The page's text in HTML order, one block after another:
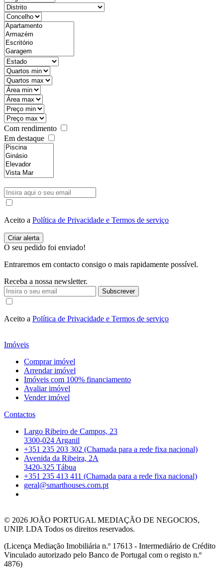
Com rendimento
Em destaque
Aceito a Política de Privacidade e Termos de serviço
O seu pedido foi enviado!
Entraremos em contacto consigo o mais rapidamente possível.
Receba a nossa newsletter.
Subscrever
Aceito a Política de Privacidade e Termos de serviço
Imóveis
Comprar imóvel
Arrendar imóvel
Imóveis com 100% financiamento
Avaliar imóvel
Vender imóvel
Contactos
Largo Ribeiro de Campos, 23
3300-024 Arganil
+351 235 203 302 (Chamada para a rede fixa nacional)
Avenida da Ribeira, 2A
3420-325 Tábua
+351 235 413 411 (Chamada para a rede fixa nacional)
geral@smarthouses.com.pt
© 2026 JOÃO PORTUGAL MEDIAÇÃO DE NEGOCIOS,
UNIP. LDA Todos os direitos reservados.
(Licença Mediação Imobiliária n.º 17613 - Intermediário de Crédito
Vinculado autorizado pelo Banco de Portugal com o registo n.º
4876)